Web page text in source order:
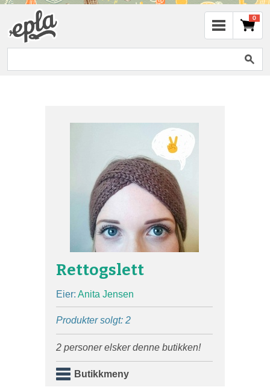
0
Rettogslett
Eier: Anita Jensen
Produkter solgt: 2
2 personer elsker denne butikken!
Butikkmeny